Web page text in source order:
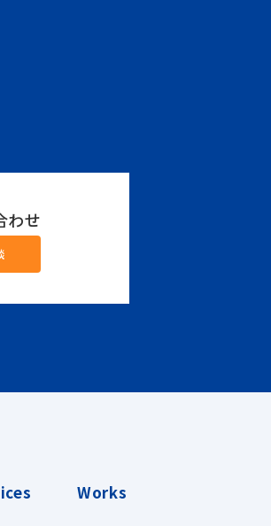
わせ
Works